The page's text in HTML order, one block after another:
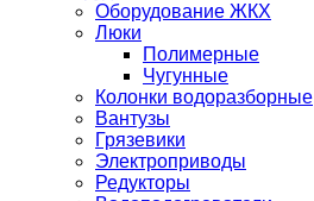
Оборудование ЖКХ
Люки
Полимерные
Чугунные
Колонки водоразборные
Вантузы
Грязевики
Электроприводы
Редукторы